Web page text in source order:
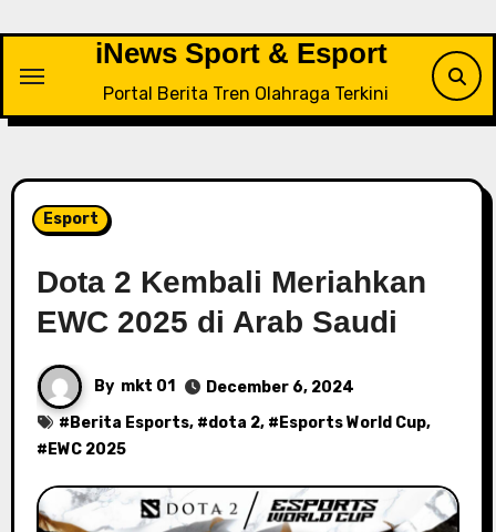
content
iNews Sport & Esport
Portal Berita Tren Olahraga Terkini
Esport
Dota 2 Kembali Meriahkan
EWC 2025 di Arab Saudi
By mkt 01
December 6, 2024
# Berita Esports, #dota 2, # Esports World Cup,
# EWC 2025